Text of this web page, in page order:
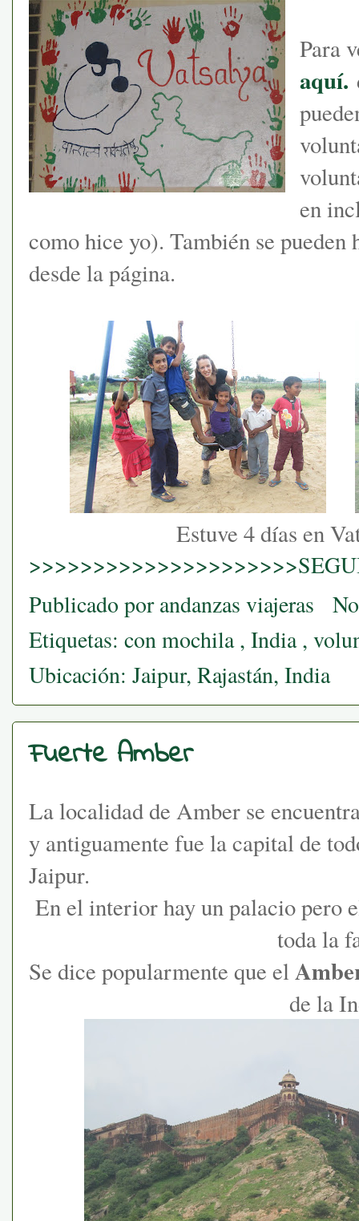
Para
aquí.
en
como hice yo). También se pueden
desde la página.
Estuve 4 días en
Publicado porandanzas viajeras
Etiquetas: con mochila, India,
Ubicación: Jaipur, Rajastán, India
Fuerte Amber
La localidad de Amber se
y antiguamente fue la capital de
Jaipur.
En el interior hay un palacio pero
toda la
Se dice popularmente que el
de la